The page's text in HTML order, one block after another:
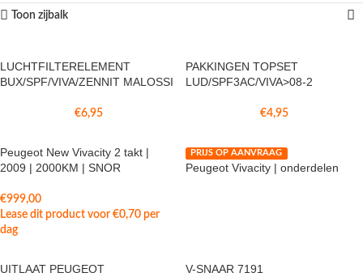
Toon zijbalk
LUCHTFILTERELEMENT
BUX/SPF/VIVA/ZENNIT MALOSSI
€6,95
PAKKINGEN TOPSET
LUD/SPF3AC/VIVA>08-2
€4,95
Peugeot New Vivacity 2 takt |
2009 | 2000KM | SNOR
€999,00
Lease dit product voor €0,70 per
dag
PRIJS OP AANVRAAG
Peugeot Vivacity | onderdelen
UITLAAT PEUGEOT
V-SNAAR 7191